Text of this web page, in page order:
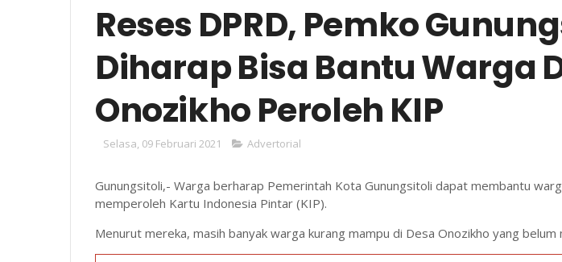
Reses DPRD, Pemko
Diharap Bisa Bantu Warga
Onozikho Peroleh KIP
Selasa, 09 Februari 2021 Advertorial
Gunungsitoli,- Warga berharap Pemerintah Kota Gunungsitoli dapat membantu
memperoleh Kartu Indonesia Pintar (KIP).
Menurut mereka, masih banyak warga kurang mampu di Desa Onozikho yang belum